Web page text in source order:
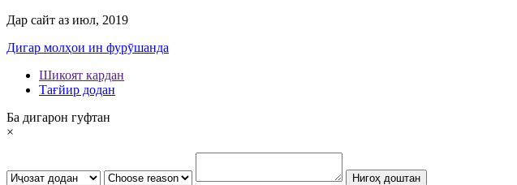
Дар сайт аз июл, 2019
Дигар молҳои ин фурӯшанда
Шикоят кардан
Тағйир додан
Ба дигарон гуфтан
×